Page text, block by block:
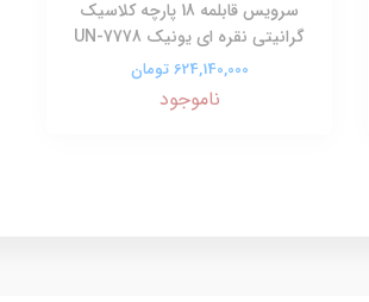
سرویس قابلمه 18 پارچه کلاسیک
گرانیتی نقره ای یونیک UN-7778
624,140,000 تومان
ناموجود